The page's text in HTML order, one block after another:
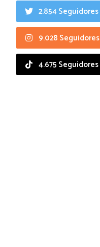
2.854 Seguidores
9.028 Seguidores
4.675 Seguidores